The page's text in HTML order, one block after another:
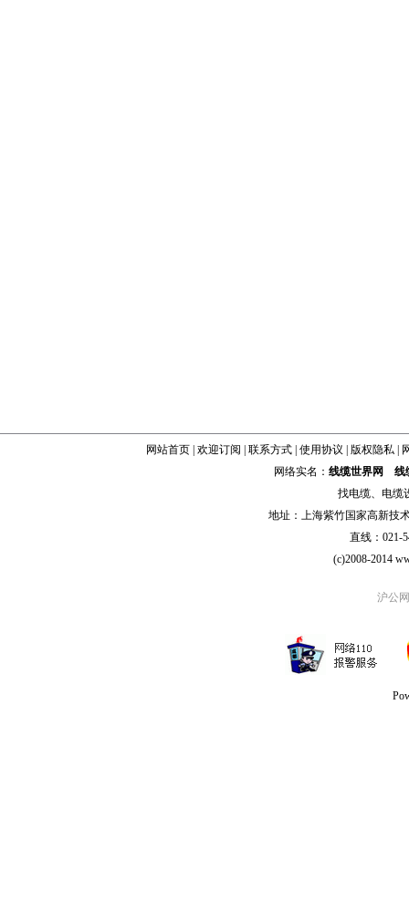
网站首页| 欢迎订阅 联系方式| 使用协议 版权隐私|
网络实名： 线缆世界网
线
找电缆、 电缆
地址：上海紫竹国家高新技
直线：021-
(c)2008-2014
沪公